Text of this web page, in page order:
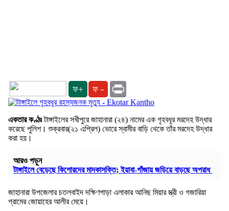
ফ+ ফ -
একতার কণ্ঠঃটাঙ্গাইলের সখীপুরে জাহানারা (২৪) নামের এক গৃহবধূর মরদেহ উদ্ধার
করেছে পুলিশ। শুক্রবার(২১ এপ্রিল) ভোরে স্বামীর বাড়ি থেকে তাঁর মরদেহ উদ্ধার
করা হয়।
আরও পড়ুন
টাঙ্গাইলে বেড়েছে কিশোরদের মাদকাসক্তি; ইয়াবা-গাঁজায় জড়িয়ে বাড়ছে অপরাধ
জাহানারা উপজেলার চতলবাইদ দক্ষিণপাড়া এলাকার আনিছ মিয়ার স্ত্রী ও গজারিয়া
গ্রামের জোয়াহের আলীর মেয়ে।